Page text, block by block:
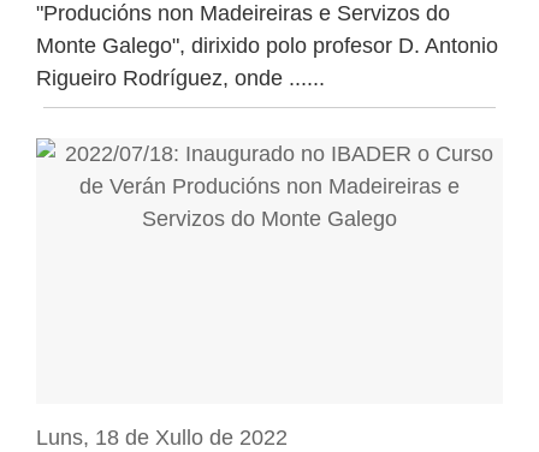
"Producións non Madeireiras e Servizos do
Monte Galego", dirixido polo profesor D. Antonio
Rigueiro Rodríguez, onde ......
Luns, 18 de Xullo de 2022